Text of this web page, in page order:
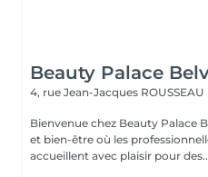
Beauty Palace
4, rue Jean-Jacques ROUSSEAU
Bienvenue chez Beauty Palace
et bien-être où les
accueillent avec plaisir pour